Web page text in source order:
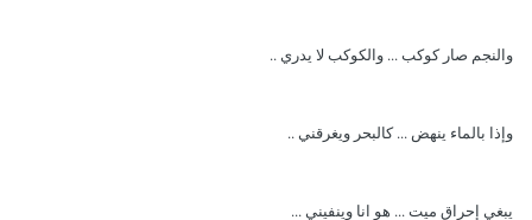
والنجم صار كوكب ... والكوكب لا يدري ..
وإذا بالماء ينهض ... كالبحر ويغرقني ..
يبغي إحراق ميت ... هو انا وينفيني ...